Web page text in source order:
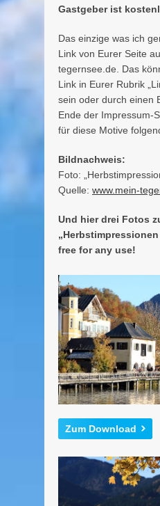
Gastgeber ist
Das einzige was ich
Link von Eurer Seite
tegernsee.de. Das
Link in Eurer Rubrik
sein oder durch einen
Ende der Impressum-
für diese Motive
Bildnachweis:
Foto:
Quelle: www.mein-
Und hier drei Fotos
free for any use!
Zum Download